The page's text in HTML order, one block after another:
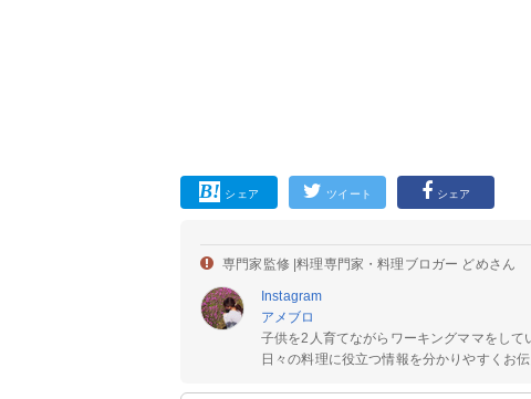
シェア ツイート シェア
専門家監修 |料理専門家・料理ブロガー どめさん
Instagram
アメブロ
子供を2人育てながらワーキングママをして
日々の料理に役立つ情報を分かりやすくお